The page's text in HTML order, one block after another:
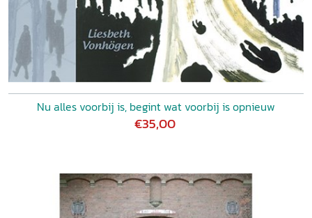
Nu alles voorbij is, begint wat voorbij is opnieuw
€35,00